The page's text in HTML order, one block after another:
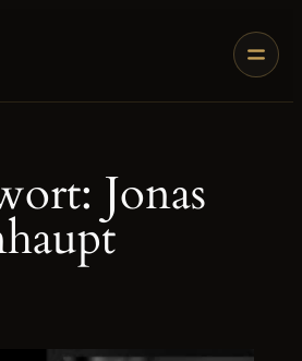
Jonas